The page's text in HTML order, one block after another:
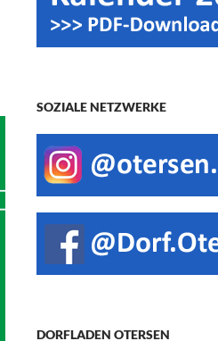
SOZIALE NETZWERKE
DORFLADEN OTERSEN